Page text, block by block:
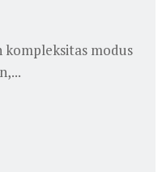
kompleksitas modus